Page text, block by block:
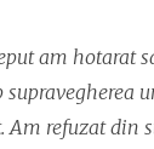
am hotarat
supravegherea
Am refuzat din